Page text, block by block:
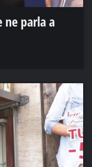
ne parla a